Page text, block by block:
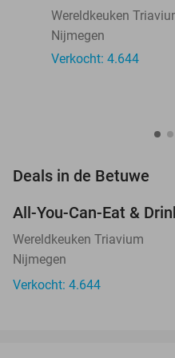
Wereldkeuken
Nijmegen
Verkocht: 4.644
Deals in de Betuwe
All-You-Can-Eat &
Wereldkeuken Triavium
Nijmegen
Verkocht: 4.644